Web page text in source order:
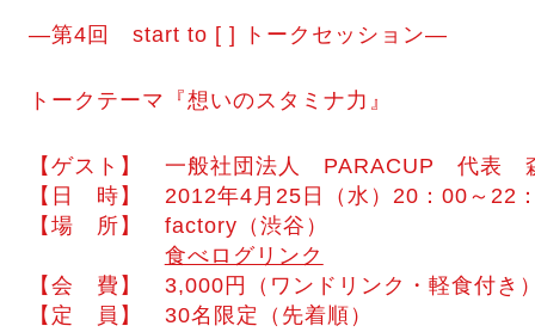
―第4回 start to [ ] トークセッション―
トークテーマ『想いのスタミナ力』
【ゲスト】 一般社団法人 PARACUP 代表
【日 時】 2012年4月25日（水）20：00～22
【場 所】 factory（渋谷）
食べログリンク
【会 費】 3,000円（ワンドリンク・軽食付き
【定 員】 30名限定（先着順）